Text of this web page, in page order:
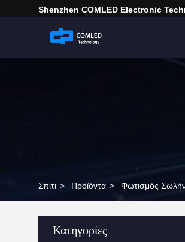
Shenzhen COMLED Electronic
Σπίτι > Προϊόντα > Φωτισμός
Κατηγορίες